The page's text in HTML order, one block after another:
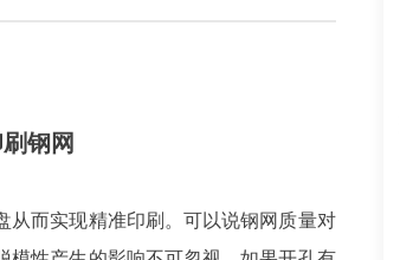
钢网
从而实现精准印刷。可以说钢网质量对